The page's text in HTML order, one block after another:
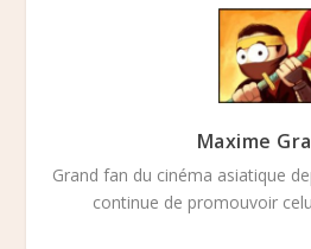
Maxime
Grand fan du cinéma asiatique
continue de promouvoir